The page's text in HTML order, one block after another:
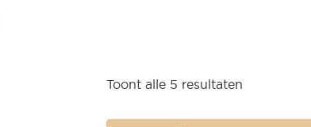
Toont alle 5 resultaten